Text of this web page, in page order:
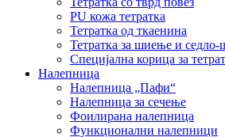
PU кожа тетратка
Тетратка од ткаенина
Тетратка за шиење и
Специјална корица за
Налепница
Налепница „Пафи“
Налепница за сечење
Фоилирана налепница
Функционални налепници